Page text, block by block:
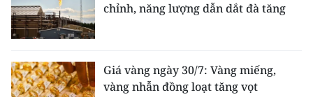
chỉnh, năng lượng dẫn dắt đà tăng
Giá vàng ngày 30/7: Vàng miếng,
vàng nhẫn đồng loạt tăng vọt